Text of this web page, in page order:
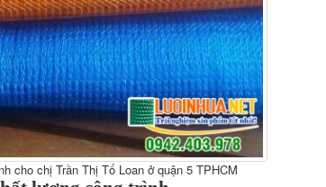
cho chị Trần Thị Tố Loan ở quận 5 TPHCM